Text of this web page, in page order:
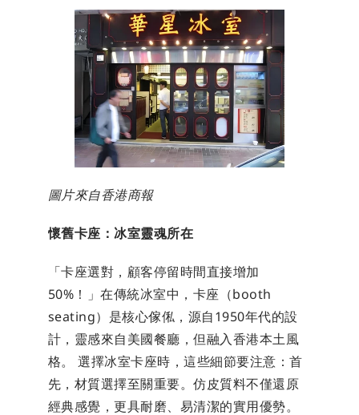
圖片來自香港商報
懷舊卡座：冰室靈魂所在
「卡座選對，顧客停留時間直接增加
50%！」在傳統冰室中，卡座（booth
seating）是核心傢俬，源自1950年代的設
計，靈感來自美國餐廳，但融入香港本土風
格。 選擇冰室卡座時，這些細節要注意：首
先，材質選擇至關重要。仿皮質料不僅還原
經典感覺，更具耐磨、易清潔的實用優勢。